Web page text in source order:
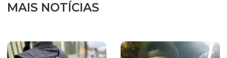
MAIS NOTÍCIAS